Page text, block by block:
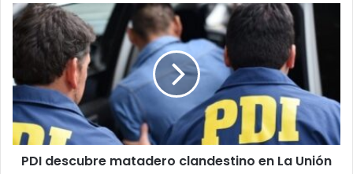
contra
el
narcotráfico
PDI
descubre
matadero
clandestino
en
Unión
PDI descubre matadero clandestino en La Unión